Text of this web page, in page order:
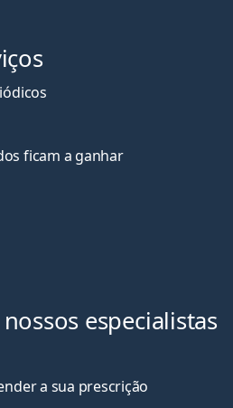
ficam a ganhar
especialistas
a sua prescrição